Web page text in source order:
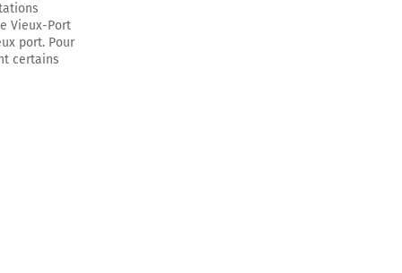
Vieux-Port
port. Pour
certains